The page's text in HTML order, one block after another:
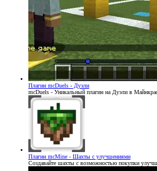
Плагин mcDuels - Дуэли
mcDuels - Уникальный плагин на Дуэли в
Плагин mcMine - Шахты с улучшениями
Создавайте шахты с возможностью покупки